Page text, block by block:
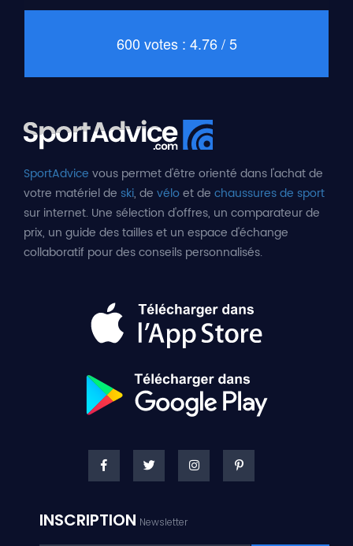
600 votes : 4.76 / 5
SportAdvice vous permet d'être orienté dans l'achat de
votre matériel de ski, de véloet de chaussures de sport
sur internet. Une sélection d'offres, un comparateur de
prix, un guide des tailles et un espace d'échange
collaboratif pour des conseils personnalisés.
INSCRIPTION Newsletter